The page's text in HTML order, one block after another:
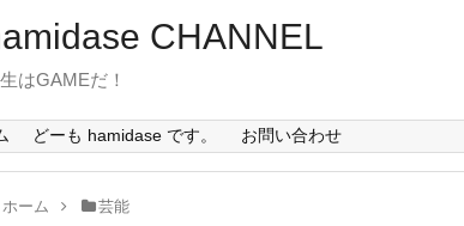
CHANNEL
はGAMEだ！
どーも hamidase です。 お問い合わせ
ホーム 芸能